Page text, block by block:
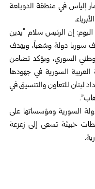
إلياس في منطقة الدويلعة
اليوم: إن الرئيس سلام “يدين
سوريا دولة وشعباً، ويهدف
السوري، ويؤكد تضامن
العربية السورية في جهودها
لبنان للتعاون والتنسيق في
السورية ومؤسساتها على
خبيثة تسعى إلى زعزعة